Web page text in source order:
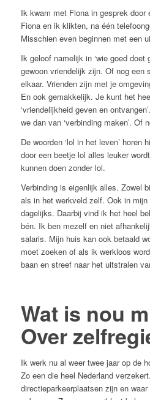
Ik kwam met Fiona in gesprek door
Fiona en ik klikten, na één
Misschien even beginnen met een
Ik geloof namelijk in ‘wie goed doet
gewoon vriendelijk zijn. Of nog een
elkaar. Vrienden zijn met je
En ook gemakkelijk. Je kunt het
‘vriendelijkheid geven en
we dan van ‘verbinding maken’. Of
De woorden ‘lol in het leven’ horen
door een beetje lol alles leuker
kunnen doen zonder lol.
Verbinding is eigenlijk alles. Zowel
als in het werkveld zelf. Ook in
dagelijks. Daarbij vind ik het heel
bén. Ik ben mezelf en niet
salaris. Mijn huis kan ook betaald
moet zoeken of als ik werkloos
baan en streef naar het uitstralen
Wat is nou
Over
Ik werk nu al weer twee jaar op de
Zo een die heel Nederland
directieparkeerplaatsen zijn en